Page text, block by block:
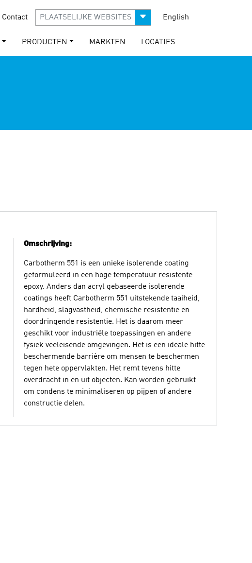
Contact PLAATSELIJKE WEBSITES English
PRODUCTEN MARKTEN LOCATIES
Omschrijving:
Carbotherm 551 is een unieke isolerende coating
geformuleerd in een hoge temperatuur resistente
epoxy. Anders dan acryl gebaseerde isolerende
coatings heeft Carbotherm 551 uitstekende taaiheid,
hardheid, slagvastheid, chemische resistentie en
doordringende resistentie. Het is daarom meer
geschikt voor industriële toepassingen en andere
fysiek veeleisende omgevingen. Het is een ideale hitte
beschermende barrière om mensen te beschermen
tegen hete oppervlakten. Het remt tevens hitte
overdracht in en uit objecten. Kan worden gebruikt
om condens te minimaliseren op pijpen of andere
constructie delen.